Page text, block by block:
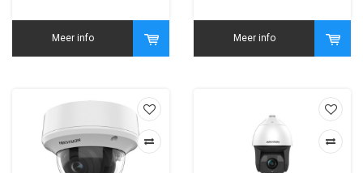
Meer info Meer info